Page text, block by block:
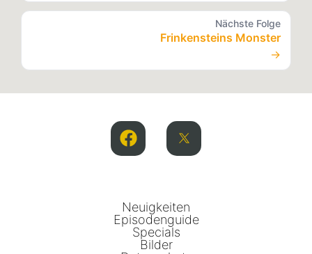
Nächste Folge
Frinkensteins Monster
→
Neuigkeiten
Episodenguide
Specials
Bilder